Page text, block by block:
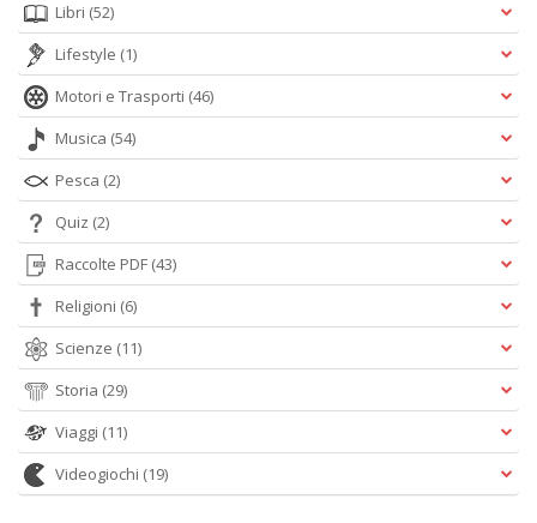
Libri (52)
Lifestyle (1)
Motori e Trasporti (46)
Musica (54)
Pesca (2)
Quiz (2)
Raccolte PDF (43)
Religioni (6)
Scienze (11)
Storia (29)
Viaggi (11)
Videogiochi (19)